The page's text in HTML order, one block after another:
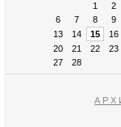
1
2
6
7 8 9
13
14 15 16
20
21 22 23
27
28
А Р Х